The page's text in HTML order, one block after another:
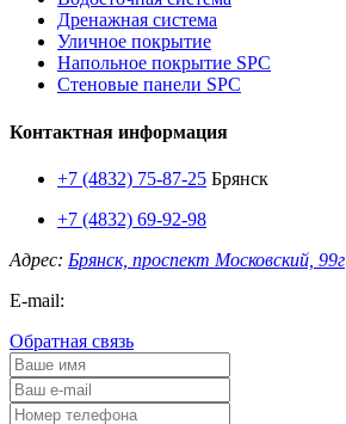
Дренажная система
Уличное покрытие
Напольное покрытие SPC
Стеновые панели SPC
Контактная информация
+7 (4832) 75-87-25 Брянск
+7 (4832) 69-92-98
Адрес: Брянск, проспект Московский, 99г
E-mail:
Обратная связь